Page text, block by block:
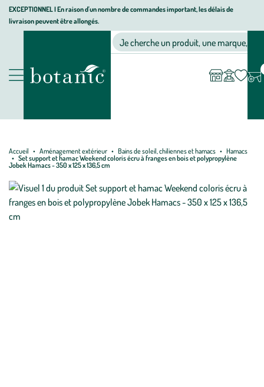
Aller
Aller
au
Aller
au
page
EXCEPTIONNEL I En raison d'un nombre de commandes important, les délais de
livraison peuvent être allongés.
Nos produits
Jardinerie écologique, animalerie, décoration, alimentation bio
Je cherche un produit, une marque, un
compte
Accueil Aménagement extérieur Bains de soleil, chiliennes et hamacs
Hamacs
Set support et hamac Weekend coloris écru à franges en bois et polypropylène
Jobek Hamacs - 350 x 125 x 136,5 cm